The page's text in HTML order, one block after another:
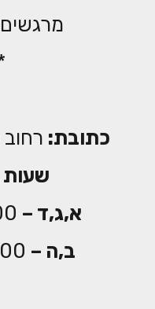
כתובת: רחוב
שעות
א,ג,ד –
ב,ה –